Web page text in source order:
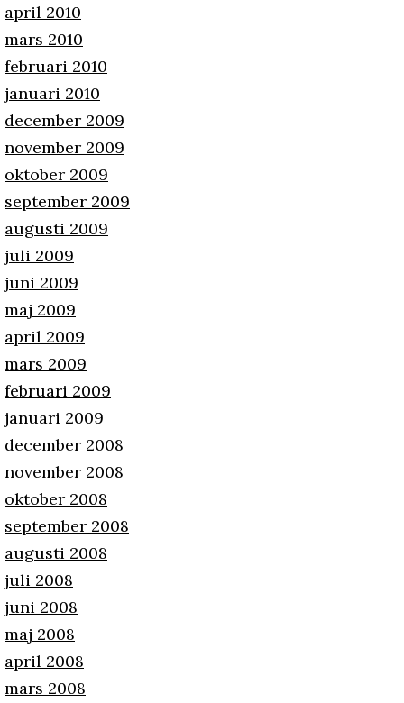
april 2010
mars 2010
februari 2010
januari 2010
december 2009
november 2009
oktober 2009
september 2009
augusti 2009
juli 2009
juni 2009
maj 2009
april 2009
mars 2009
februari 2009
januari 2009
december 2008
november 2008
oktober 2008
september 2008
augusti 2008
juli 2008
juni 2008
maj 2008
april 2008
mars 2008